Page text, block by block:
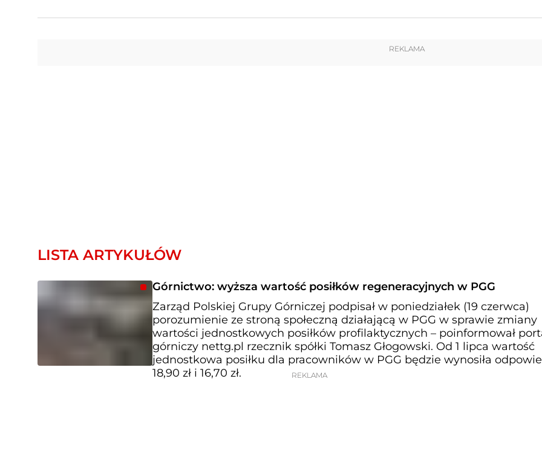
REKLAMA
LISTA ARTYKUŁÓW
Górnictwo: wyższa wartość posiłków regeneracyjnych w PGG
Zarząd Polskiej Grupy Górniczej podpisał w poniedziałek (19 czerwca)
porozumienie ze stroną społeczną działającą w PGG w sprawie zmiany
wartości jednostkowych posiłków profilaktycznych – poinformował
górniczy nettg.pl rzecznik spółki Tomasz Głogowski. Od 1 lipca wartość
jednostkowa posiłku dla pracowników w PGG będzie wynosiła
18,90 zł i 16,70 zł.
REKLAMA